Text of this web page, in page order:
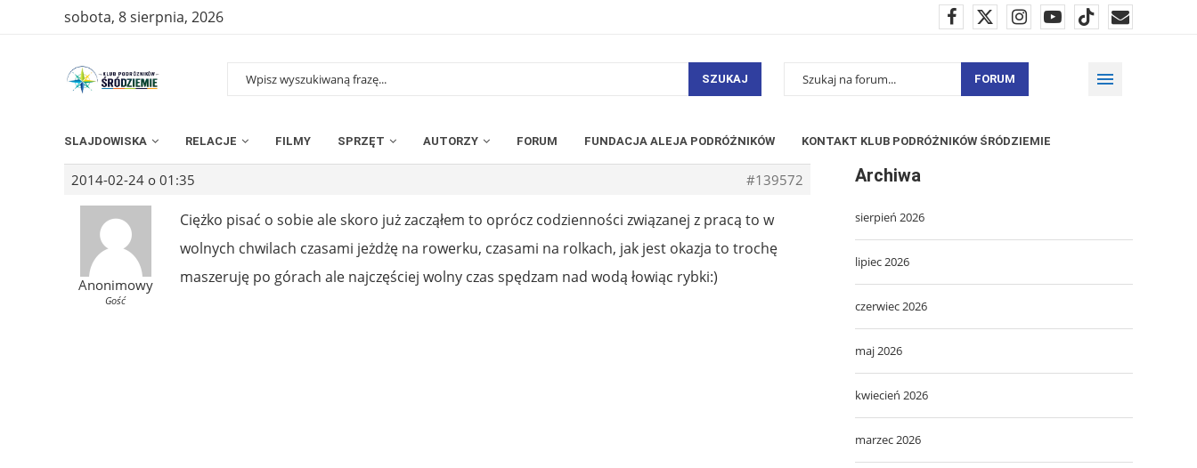
sobota, 8 sierpnia, 2026
SZUKAJ FORUM
SLAJDOWISKA RELACJE FILMY SPRZĘT AUTORZY FORUM FUNDACJA ALEJA PODRÓŻNIKÓW KONTAKT KLUB PODRÓŻNIKÓW ŚRÓDZIEMIE
2014-02-24 o 01:35 #139572
Anonimowy
Gość
Ciężko pisać o sobie ale skoro już zacząłem to oprócz codzienności związanej z pracą to w
wolnych chwilach czasami jeżdżę na rowerku, czasami na rolkach, jak jest okazja to trochę
maszeruję po górach ale najczęściej wolny czas spędzam nad wodą łowiąc rybki:)
Archiwa
sierpień 2026
lipiec 2026
czerwiec 2026
maj 2026
kwiecień 2026
marzec 2026